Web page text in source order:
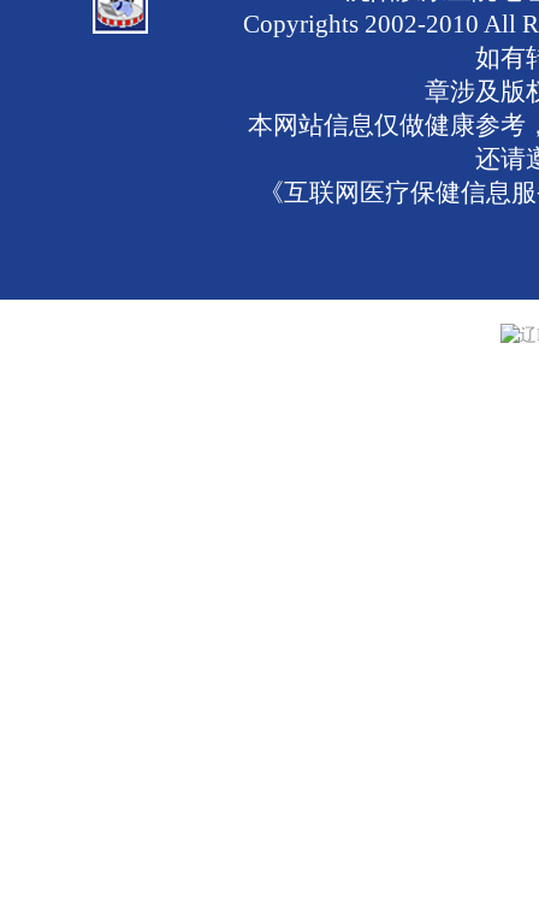
Copyrights 2002-2010 All
如有
章涉及版
本网站信息仅做健康参考
还请
《互联网医疗保健信息
辽